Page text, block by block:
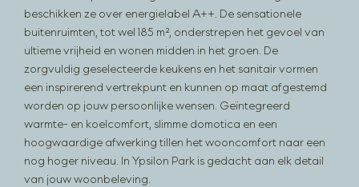
beschikken ze over energielabel A++. De sensationele
buitenruimten, tot wel 185 m², onderstrepen het gevoel van
ultieme vrijheid en wonen midden in het groen. De
zorgvuldig geselecteerde keukens en het sanitair vormen
een inspirerend vertrekpunt en kunnen op maat afgestemd
worden op jouw persoonlijke wensen. Geïntegreerd
warmte- en koelcomfort, slimme domotica en een
hoogwaardige afwerking tillen het wooncomfort naar een
nog hoger niveau. In Ypsilon Park is gedacht aan elk detail
van jouw woonbeleving.